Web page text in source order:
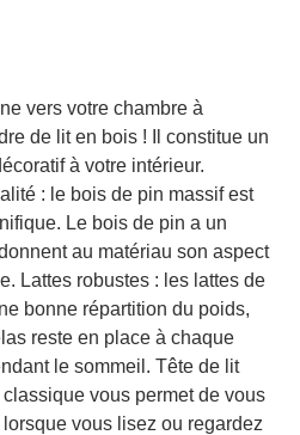
vers votre chambre à
de lit en bois ! Il constitue un
à votre intérieur.
: le bois de pin massif est
Le bois de pin a un
au matériau son aspect
Lattes robustes : les lattes de
bonne répartition du poids,
reste en place à chaque
le sommeil. Tête de lit
vous permet de vous
vous lisez ou regardez